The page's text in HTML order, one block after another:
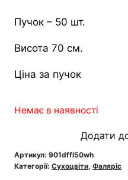
Пучок – 50 шт.
Висота 70 см.
Ціна за пучок
Немає в наявності
Додати
Артикул: 901dffl50wh
Категорії: Сухоцвіти, Фаляріс